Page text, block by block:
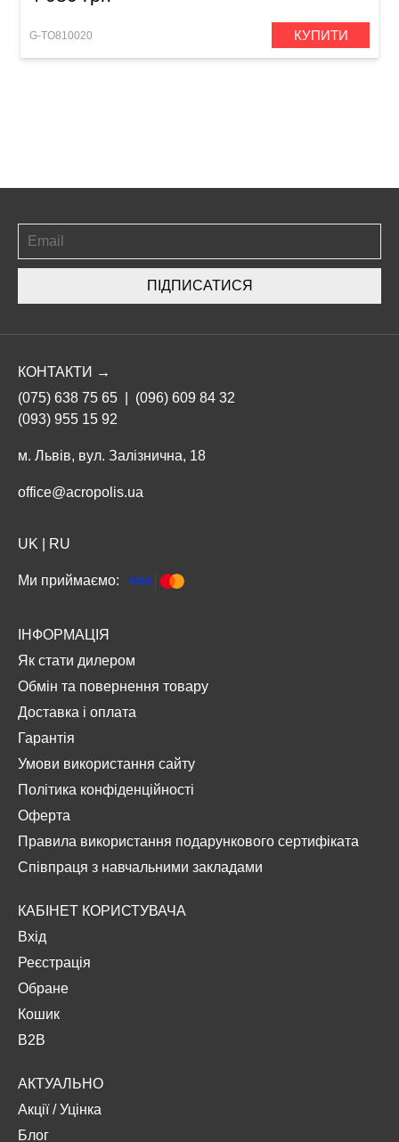
G-TO810020 КУПИТИ
ПІДПИСАТИСЯ
КОНТАКТИ →
(075) 638 75 65
(096) 609 84 32
(093) 955 15 92
м. Львів, вул. Залізнична, 18
office@acropolis.ua
UK RU
Ми приймаємо:
ІНФОРМАЦІЯ
Як стати дилером
Обмін та повернення товару
Доставка і оплата
Гарантія
Умови використання сайту
Політика конфіденційності
Оферта
Правила використання подарункового сертифіката
Співпраця з навчальними закладами
КАБІНЕТ КОРИСТУВАЧА
Вхід
Реєстрація
Обране
Кошик
B2B
АКТУАЛЬНО
Акції/Уцінка
Блог